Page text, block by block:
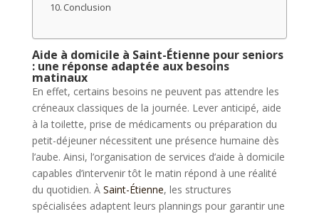
Conclusion
Aide à domicile à Saint-Étienne pour seniors
: une réponse adaptée aux besoins
matinaux
En effet, certains besoins ne peuvent pas attendre les
créneaux classiques de la journée. Lever anticipé, aide
à la toilette, prise de médicaments ou préparation du
petit-déjeuner nécessitent une présence humaine dès
l’aube. Ainsi, l’organisation de services d’aide à domicile
capables d’intervenir tôt le matin répond à une réalité
du quotidien. À Saint-Étienne, les structures
spécialisées adaptent leurs plannings pour garantir une